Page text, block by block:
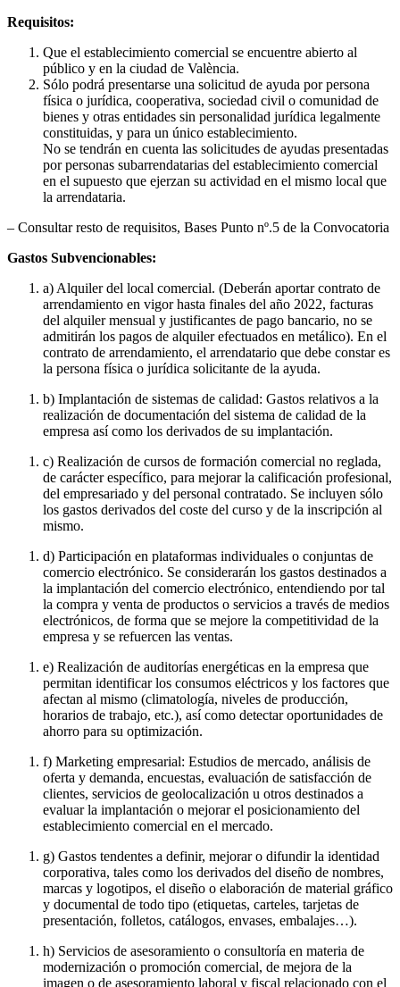
Requisitos:
Que el establecimiento comercial se encuentre abierto al
público y en la ciudad de València.
Sólo podrá presentarse una solicitud de ayuda por persona
física o jurídica, cooperativa, sociedad civil o comunidad de
bienes y otras entidades sin personalidad jurídica legalmente
constituidas, y para un único establecimiento.
No se tendrán en cuenta las solicitudes de ayudas presentadas
por personas subarrendatarias del establecimiento comercial
en el supuesto que ejerzan su actividad en el mismo local que
la arrendataria.
– Consultar resto de requisitos, Bases Punto nº.5 de la Convocatoria
Gastos Subvencionables:
a) Alquiler del local comercial. (Deberán aportar contrato de
arrendamiento en vigor hasta finales del año 2022, facturas
del alquiler mensual y justificantes de pago bancario, no se
admitirán los pagos de alquiler efectuados en metálico). En el
contrato de arrendamiento, el arrendatario que debe constar es
la persona física o jurídica solicitante de la ayuda.
b) Implantación de sistemas de calidad: Gastos relativos a la
realización de documentación del sistema de calidad de la
empresa así como los derivados de su implantación.
c) Realización de cursos de formación comercial no reglada,
de carácter específico, para mejorar la calificación profesional,
del empresariado y del personal contratado. Se incluyen sólo
los gastos derivados del coste del curso y de la inscripción al
mismo.
d) Participación en plataformas individuales o conjuntas de
comercio electrónico. Se considerarán los gastos destinados a
la implantación del comercio electrónico, entendiendo por tal
la compra y venta de productos o servicios a través de medios
electrónicos, de forma que se mejore la competitividad de la
empresa y se refuercen las ventas.
e) Realización de auditorías energéticas en la empresa que
permitan identificar los consumos eléctricos y los factores que
afectan al mismo (climatología, niveles de producción,
horarios de trabajo, etc.), así como detectar oportunidades de
ahorro para su optimización.
f) Marketing empresarial: Estudios de mercado, análisis de
oferta y demanda, encuestas, evaluación de satisfacción de
clientes, servicios de geolocalización u otros destinados a
evaluar la implantación o mejorar el posicionamiento del
establecimiento comercial en el mercado.
g) Gastos tendentes a definir, mejorar o difundir la identidad
corporativa, tales como los derivados del diseño de nombres,
marcas y logotipos, el diseño o elaboración de material gráfico
y documental de todo tipo (etiquetas, carteles, tarjetas de
presentación, folletos, catálogos, envases, embalajes…).
h) Servicios de asesoramiento o consultoría en materia de
modernización o promoción comercial, de mejora de la
imagen o de asesoramiento laboral y fiscal relacionado con el